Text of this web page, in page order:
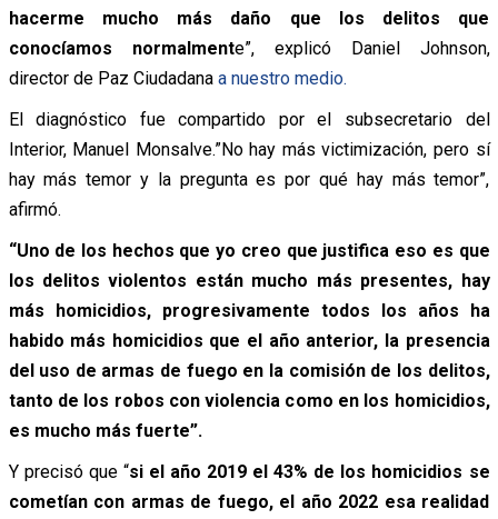
hacerme mucho más daño que los delitos que
conocíamos normalmente”, explicó Daniel Johnson,
director de Paz Ciudadana a nuestro medio.
El diagnóstico fue compartido por el subsecretario del
Interior, Manuel Monsalve.”No hay más victimización, pero sí
hay más temor y la pregunta es por qué hay más temor”,
afirmó.
“Uno de los hechos que yo creo que justifica eso es que
los delitos violentos están mucho más presentes, hay
más homicidios, progresivamente todos los años ha
habido más homicidios que el año anterior, la presencia
del uso de armas de fuego en la comisión de los delitos,
tanto de los robos con violencia como en los homicidios,
es mucho más fuerte”.
Y precisó que “si el año 2019 el 43% de los homicidios se
cometían con armas de fuego, el año 2022 esa realidad